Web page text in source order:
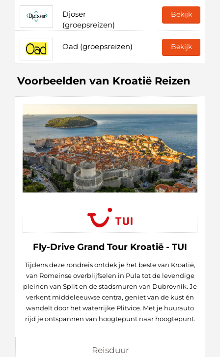
Djoser
(groepsreizen)
Bekijk
Oad (groepsreizen) Bekijk
Voorbeelden van Kroatië Reizen
Fly-Drive Grand Tour Kroatië - TUI
Tijdens deze rondreis ontdek je het beste van Kroatië,
van Romeinse overblijfselen in Pula tot de levendige
pleinen van Split en de stadsmuren van Dubrovnik. Je
verkent middeleeuwse centra, geniet van de kust én
wandelt door het waterrijke Plitvice. Met je huurauto
rijd je ontspannen van hoogtepunt naar hoogtepunt.
Reisduur